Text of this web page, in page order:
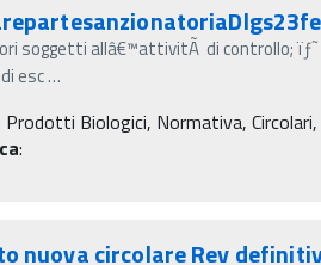
soggetti allâ€™attivitÃ di controllo;
esc…
Prodotti Biologici, Normativa,
:
nuova circolare Rev